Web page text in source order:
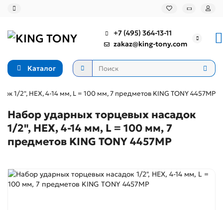
+7 (495) 364-13-11
zakaz@king-tony.com
Каталог
1/2", HEX, 4-14 мм, L = 100 мм, 7 предметов KING TONY 4457MP
Набор ударных торцевых насадок
1/2", HEX, 4-14 мм, L = 100 мм, 7
предметов KING TONY 4457MP